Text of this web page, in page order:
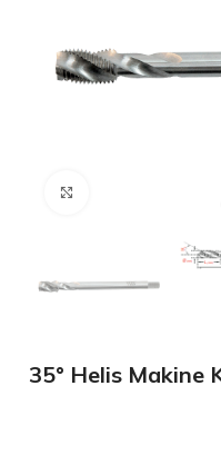
35° Helis Makine